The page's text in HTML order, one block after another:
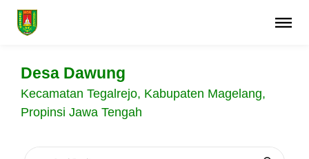
Desa Dawung
Kecamatan Tegalrejo, Kabupaten Magelang,
Propinsi Jawa Tengah